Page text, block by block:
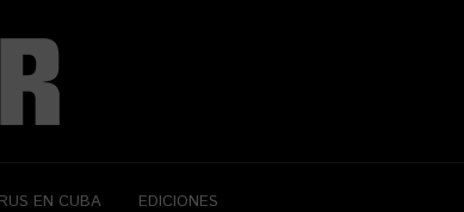
EN CUBA EDICIONES